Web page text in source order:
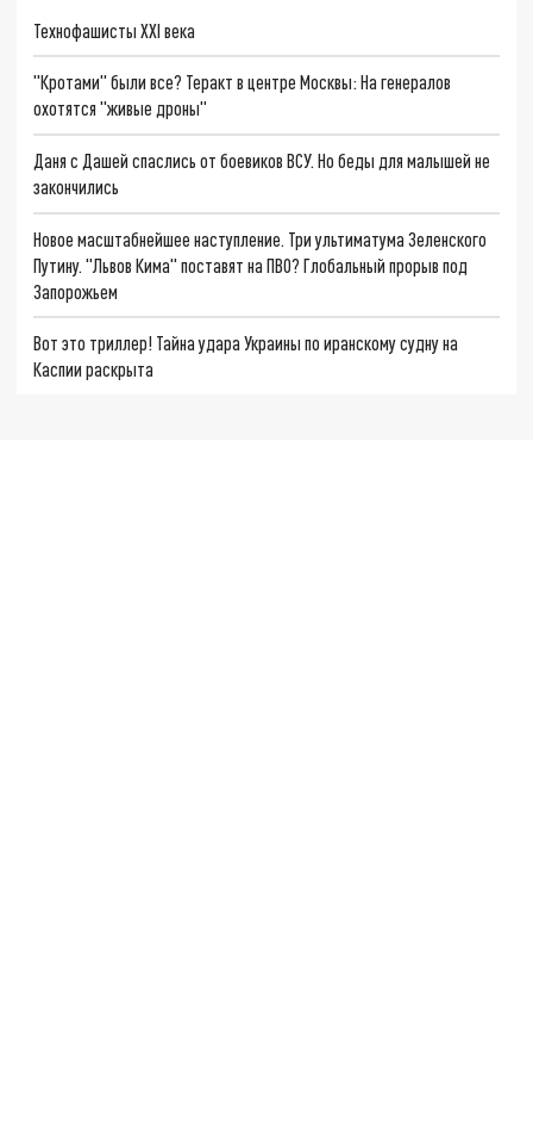
Технофашисты XXI века
"Кротами" были все? Теракт в центре Москвы: На генералов
охотятся "живые дроны"
Даня с Дашей спаслись от боевиков ВСУ. Но беды для малышей не
закончились
Новое масштабнейшее наступление. Три ультиматума Зеленского
Путину. "Львов Кима" поставят на ПВО? Глобальный прорыв под
Запорожьем
Вот это триллер! Тайна удара Украины по иранскому судну на
Каспии раскрыта